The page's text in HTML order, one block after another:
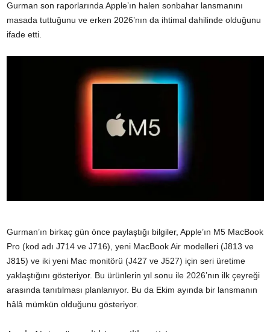
Gurman son raporlarında Apple’ın halen sonbahar lansmanını
masada tuttuğunu ve erken 2026’nın da ihtimal dahilinde olduğunu
ifade etti.
Gurman’ın birkaç gün önce paylaştığı bilgiler, Apple’ın M5 MacBook
Pro (kod adı J714 ve J716), yeni MacBook Air modelleri (J813 ve
J815) ve iki yeni Mac monitörü (J427 ve J527) için seri üretime
yaklaştığını gösteriyor. Bu ürünlerin yıl sonu ile 2026’nın ilk çeyreği
arasında tanıtılması planlanıyor. Bu da Ekim ayında bir lansmanın
hâlâ mümkün olduğunu gösteriyor.